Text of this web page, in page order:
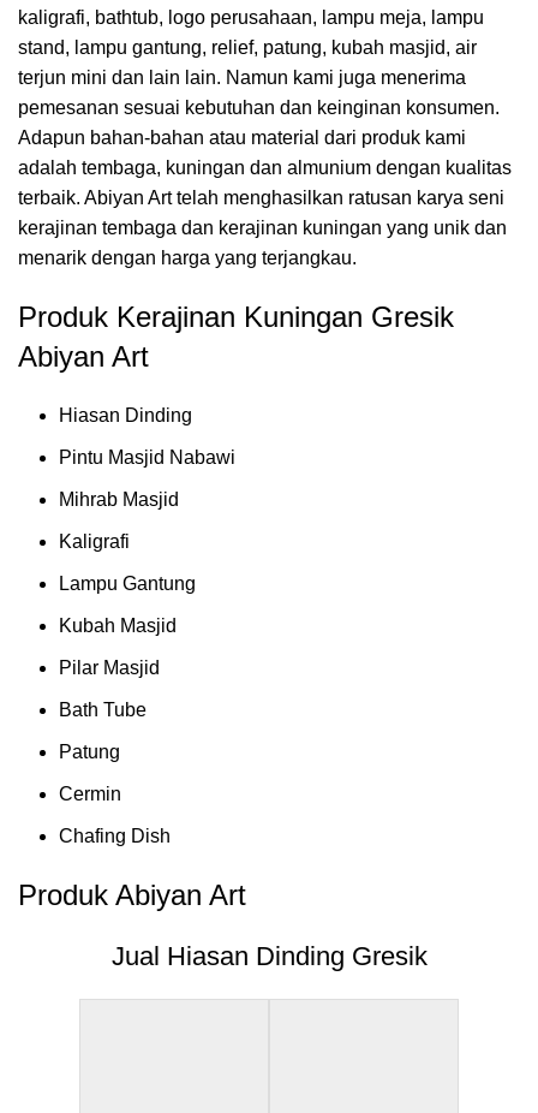
kaligrafi, bathtub, logo perusahaan, lampu meja, lampu
stand, lampu gantung, relief, patung, kubah masjid, air
terjun mini dan lain lain. Namun kami juga menerima
pemesanan sesuai kebutuhan dan keinginan konsumen.
Adapun bahan-bahan atau material dari produk kami
adalah tembaga, kuningan dan almunium dengan kualitas
terbaik. Abiyan Art telah menghasilkan ratusan karya seni
kerajinan tembaga dan kerajinan kuningan yang unik dan
menarik dengan harga yang terjangkau.
Produk Kerajinan Kuningan Gresik
Abiyan Art
Hiasan Dinding
Pintu Masjid Nabawi
Mihrab Masjid
Kaligrafi
Lampu Gantung
Kubah Masjid
Pilar Masjid
Bath Tube
Patung
Cermin
Chafing Dish
Produk Abiyan Art
Jual Hiasan Dinding Gresik